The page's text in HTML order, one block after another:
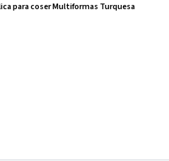
para coser Multiformas Turquesa